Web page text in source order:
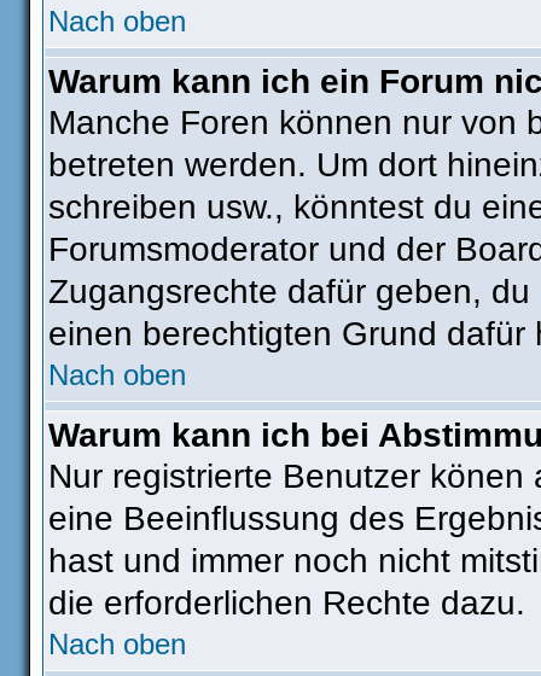
Nach oben
Warum kann ich ein Forum
Manche Foren können nur von
betreten werden. Um dort
schreiben usw., könntest du
Forumsmoderator und der
Zugangsrechte dafür geben,
einen berechtigten Grund dafür
Nach oben
Warum kann ich bei
Nur registrierte Benutzer
eine Beeinflussung des
hast und immer noch nicht
die erforderlichen Rechte dazu.
Nach oben